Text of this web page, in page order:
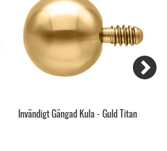
Invändigt Gängad Kula - Guld Titan